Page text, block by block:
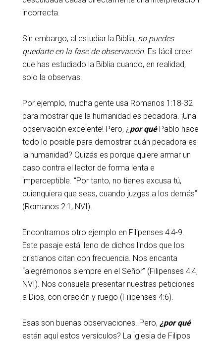
incorrecta.
Sin embargo, al estudiar la Biblia, no puedes
quedarte en la fase de observación. Es fácil creer
que has estudiado la Biblia cuando, en realidad,
solo la observas.
Por ejemplo, mucha gente usa Romanos 1:18-32
para mostrar que la humanidad es pecadora. ¡Una
observación excelente! Pero, ¿ por quéPablo hace
todo lo posible para demostrar cuán pecadora es
la humanidad? Quizás es porque quiere armar un
caso contra el lector de forma lenta e
imperceptible. “Por tanto, no tienes excusa tú,
quienquiera que seas, cuando juzgas a los demás”
(Romanos 2:1, NVI).
Encontramos otro ejemplo en Filipenses 4:4-9.
Este pasaje está lleno de dichos lindos que los
cristianos citan con frecuencia. Nos encanta
“alegrémonos siempre en el Señor” (Filipenses 4:4,
NVI). Nos consuela presentar nuestras peticiones
a Dios, con oración y ruego (Filipenses 4:6).
Esas son buenas observaciones. Pero, ¿por qué
están aquí estos versículos? La iglesia de Filipos